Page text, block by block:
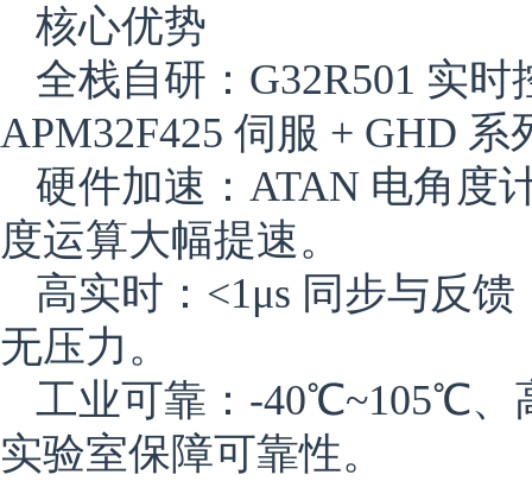
核心优势
全栈自研：G32R501 实时
APM32F425 伺服 + GHD
硬件加速：ATAN 电角度
度运算大幅提速。
高实时：<1μs 同步与反
无压力。
工业可靠：‑40℃~105℃、
实验室保障可靠性。